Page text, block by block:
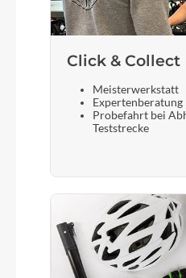
Shimano
KOGA alloy rigid fork
attachment and
Click & Collect
Meisterwerkstatt
Expertenberatung
Probefahrt bei
Teststrecke